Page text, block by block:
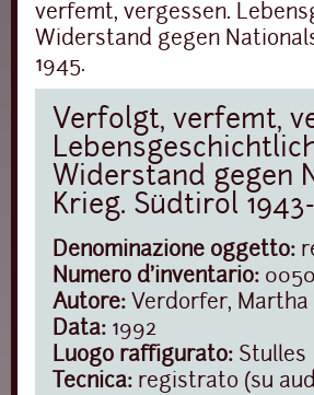
verfemt, vergessen.
Widerstand gegen
1945.
Verfolgt, verfemt,
Widerstand gegen
Krieg. Südtirol
Denominazione oggetto:
Numero d'inventario:
Autore: Verdorfer, Martha
Data: 1992
Luogo raffigurato: Stulles
Tecnica: registrato (su